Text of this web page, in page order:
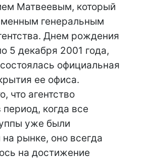
Матвеевым, который
генеральным
Днем рождения
5 декабря 2001 года,
официальная
ее офиса.
что агентство
когда все
уже были
рынке, оно всегда
на достижение